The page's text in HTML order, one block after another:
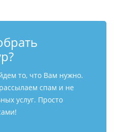
то, что Вам нужно.
спам и не
услуг. Просто